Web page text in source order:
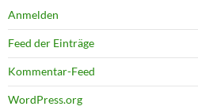
Anmelden
Feed der Einträge
Kommentar-Feed
WordPress.org